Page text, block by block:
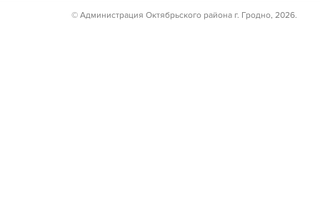
© Администрация Октябрьского района г. Гродно, 2026.